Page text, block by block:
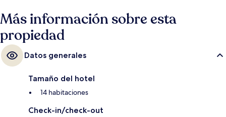
Más información sobre esta
propiedad
Datos generales
Tamaño del hotel
14 habitaciones
Check-in/check-out